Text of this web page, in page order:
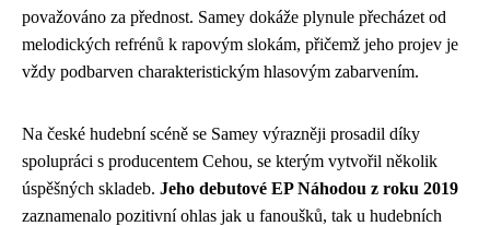
považováno za přednost. Samey dokáže plynule přecházet od
melodických refrénů k rapovým slokám, přičemž jeho projev je
vždy podbarven charakteristickým hlasovým zabarvením.
Na české hudební scéně se Samey výrazněji prosadil díky
spolupráci s producentem Cehou, se kterým vytvořil několik
úspěšných skladeb. Jeho debutové EP Náhodou z roku 2019
zaznamenalo pozitivní ohlas jak u fanoušků, tak u hudebních